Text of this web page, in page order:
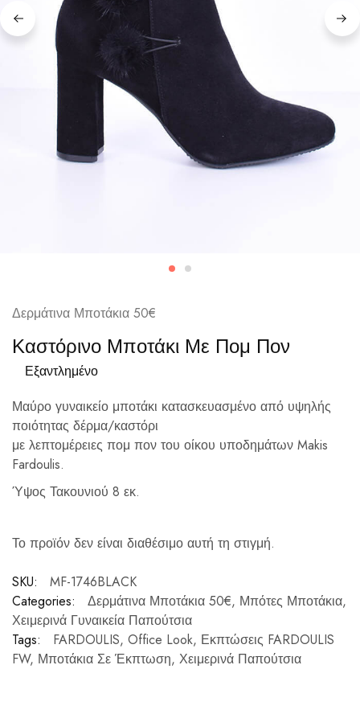
Δερμάτινα Μποτάκια 50€
Καστόρινο Μποτάκι Με Πομ Πον
Εξαντλημένο
Μαύρο γυναικείο μποτάκι κατασκευασμένο από υψηλής
ποιότητας δέρμα/καστόρι
με λεπτομέρειες πομ πον του οίκου υποδημάτων Makis
Fardoulis.
Ύψος Τακουνιού 8 εκ.
Το προϊόν δεν είναι διαθέσιμο αυτή τη στιγμή.
SKU:
MF-1746BLACK
Categories:
Δερμάτινα Μποτάκια 50€, Μπότες Μποτάκια,
Χειμερινά Γυναικεία Παπούτσια
Tags:
FARDOULIS, Office Look, Εκπτώσεις FARDOULIS
FW, Μποτάκια Σε Έκπτωση, Χειμερινά Παπούτσια